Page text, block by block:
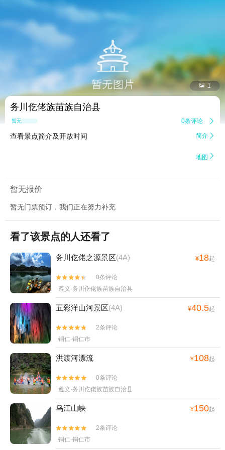
 1
务川仡佬族苗族自治县
暂无点评 0条评论 
查看景点简介及开放时间 简介 
地图 
暂无报价
暂无门票预订，我们正在努力补充
看了该景点的人还看了
务川仡佬之源景区(4A) ¥18起


0条评论
遵义·务川仡佬族苗族自治县
五彩洋山河景区(4A) ¥40.5起


2条评论
铜仁·铜仁市
洪渡河漂流 ¥108起


0条评论
遵义·务川仡佬族苗族自治县
乌江山峡 ¥150起


2条评论
铜仁·铜仁市